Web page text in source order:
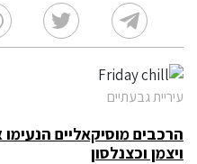
עיריית גבעתיים
הרכבים מוסיקאליים
ויצמן וכצנלסון